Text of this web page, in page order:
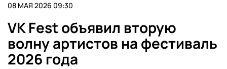
08 МАЯ 2026 09:30
VK Fest объявил вторую
волну артистов на фестиваль
2026 года